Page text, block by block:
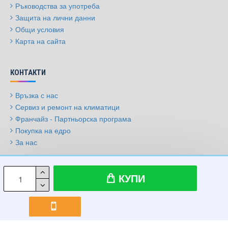
КУПИ
Ръководства за употреба
Защита на лични данни
Общи условия
Карта на сайта
КОНТАКТИ
Връзка с нас
Сервиз и ремонт на климатици
Франчайз - Партньорска програма
Покупка на едро
За нас
© 2009-2026, Климатици.бг, Всички права запазени